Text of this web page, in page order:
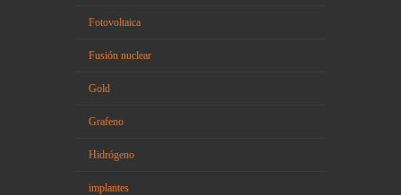
Fotovoltaica
Fusión nuclear
Gold
Grafeno
Hidrógeno
implantes